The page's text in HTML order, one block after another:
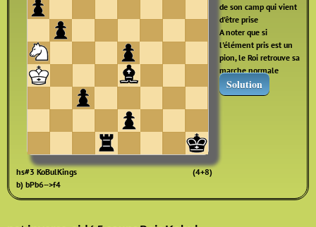
hs#3 KoBulKings
(4+8)
b) bPb6-->f4
de son camp qui vient
d'être prise
A noter que si
l'élément pris est un
pion, le Roi retrouve sa
marche normale
Solution